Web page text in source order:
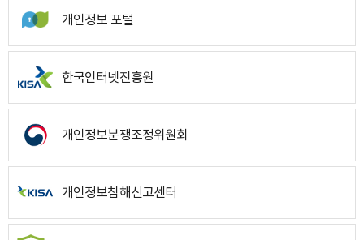
개인정보 포털
한국인터넷진흥원
개인정보분쟁조정위원회
개인정보침해신고센터